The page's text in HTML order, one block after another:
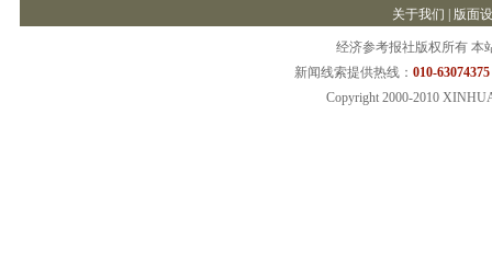
关于我们 版面
经济参考报社版权所有 本
新闻线索提供热线： 010-
Copyright 2000-2010